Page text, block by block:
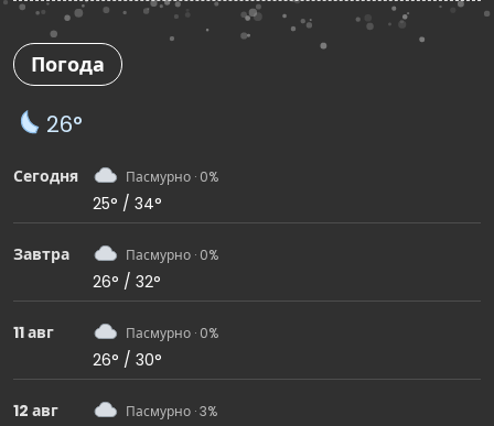
Погода
26°
Сегодня Пасмурно · 0%
25° / 34°
Завтра Пасмурно · 0%
26° / 32°
11 авг Пасмурно · 0%
26° / 30°
12 авг Пасмурно · 3%